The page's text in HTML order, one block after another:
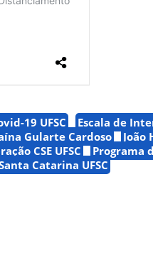
19 UFSC
Escala de
Gularte Cardoso
João
CSE UFSC
Programa
Catarina UFSC